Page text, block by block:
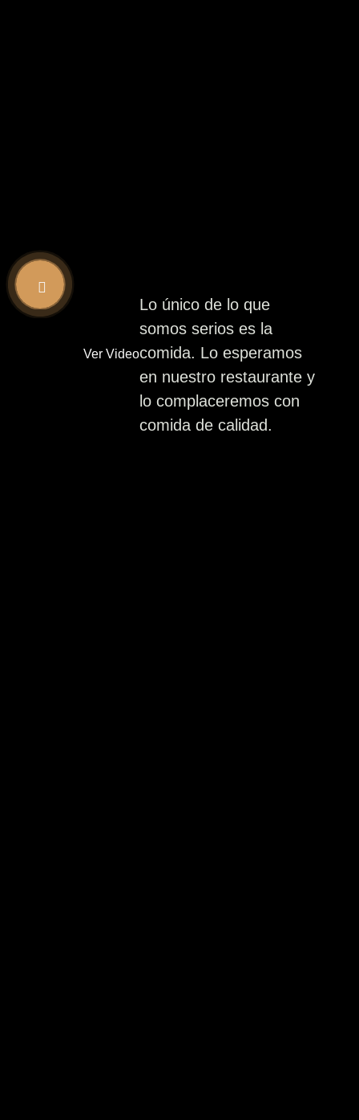
Ver Video
Lo único de lo que
somos serios es la
comida. Lo esperamos
en nuestro restaurante y
lo complaceremos con
comida de calidad.